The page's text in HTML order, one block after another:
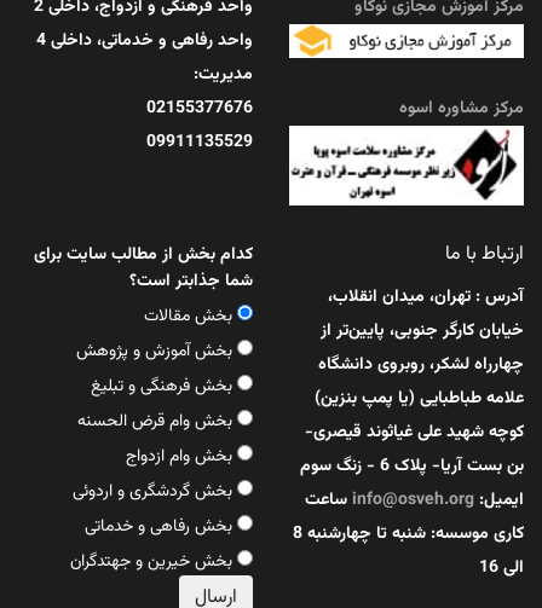
مرکز آموزش مجازی نوکاو
مرکز مشاوره اسوه
واحد فرهنگی و ازدواج، داخلی 2
واحد رفاهی و خدماتی، داخلی 4
مدیریت:
02155377676
09911135529
ارتباط با ما
آدرس : تهران، میدان انقلاب،
خیابان کارگر جنوبی، پایین‌تر از
چهارراه لشکر، روبروی دانشگاه
علامه طباطبایی (یا پمپ بنزین)
کوچه شهید علی غیاثوند قیصری-
بن بست آریا- پلاک 6 - زنگ سوم
ایمیل: info@osveh.org ساعت
کاری موسسه: شنبه تا چهارشنبه 8
الی 16
کدام بخش از مطالب سایت برای
شما جذابتر است؟
بخش مقالات
بخش آموزش و پژوهش
بخش فرهنگی و تبلیغ
بخش وام قرض الحسنه
بخش وام ازدواج
بخش گردشگری و اردوئی
بخش رفاهی و خدماتی
بخش خیرین و جهتدگران